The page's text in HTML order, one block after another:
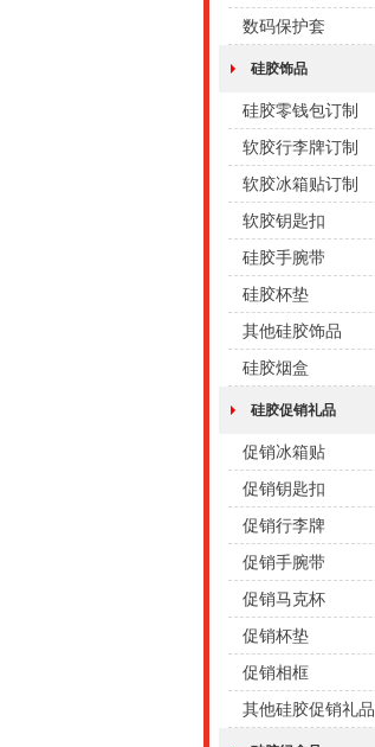
数码保护套
硅胶饰品
硅胶零钱包订制
软胶行李牌订制
软胶冰箱贴订制
软胶钥匙扣
硅胶手腕带
硅胶杯垫
其他硅胶饰品
硅胶烟盒
硅胶促销礼品
促销冰箱贴
促销钥匙扣
促销行李牌
促销手腕带
促销马克杯
促销杯垫
促销相框
其他硅胶促销礼品